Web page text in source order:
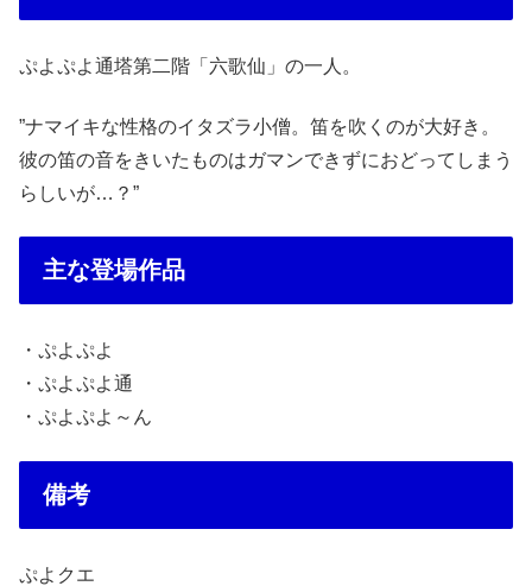
ぷよぷよ通塔第二階「六歌仙」の一人。
”ナマイキな性格のイタズラ小僧。笛を吹くのが大好き。
彼の笛の音をきいたものはガマンできずにおどってしまう
らしいが…？”
主な登場作品
・ぷよぷよ
・ぷよぷよ通
・ぷよぷよ～ん
備考
ぷよクエ